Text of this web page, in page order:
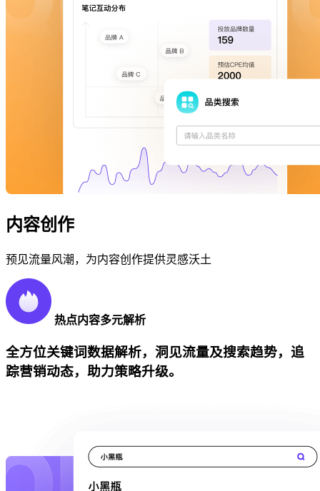
内容创作
预见流量风潮，为内容创作提供灵感沃土
热点内容多元解析
全方位关键词数据解析，洞见流量及搜索趋势，追
踪营销动态，助力策略升级。